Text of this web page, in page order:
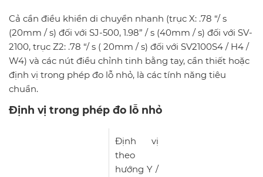
Cả cần điều khiển di chuyển nhanh (trục X: .78 “/ s
(20mm / s) đối với SJ-500, 1.98” / s (40mm / s) đối với SV-
2100, trục Z2: .78 “/ s ( 20mm / s) đối với SV2100S4 / H4 /
W4) và các nút điều chỉnh tinh bằng tay, cần thiết hoặc
định vị trong phép đo lỗ nhỏ, là các tính năng tiêu
chuẩn.
Định vị trong phép đo lỗ nhỏ
Định vị
theo
hướng Y /